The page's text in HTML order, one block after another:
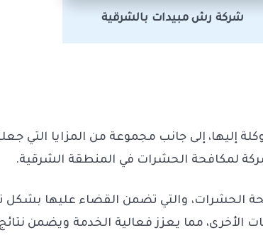
شركة رش مبيدات بالشرقية
إليها، إلى جانب مجموعة من المزايا التي
لمكافحة الحشرات في المنطقة الشرقية.
الحشرات، والتي تضمن القضاء عليها بشكل
الأخرى، مما يعزز فعالية الخدمة ويضمن نتائج